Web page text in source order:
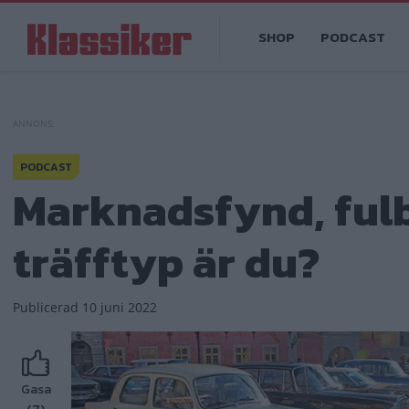
huvudinnehåll
navigation
SHOP PODCAST
PODCAST
Marknadsfynd,
träfftyp är du?
Publicerad 10 juni 2022
Gasa